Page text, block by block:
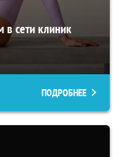
в сети клиник
ПОДРОБНЕЕ